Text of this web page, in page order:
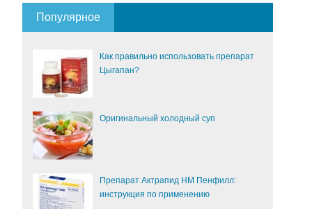
Популярное
Как правильно использовать препарат
Цыгапан?
Оригинальный холодный суп
Препарат Актрапид НМ Пенфилл:
инструкция по применению